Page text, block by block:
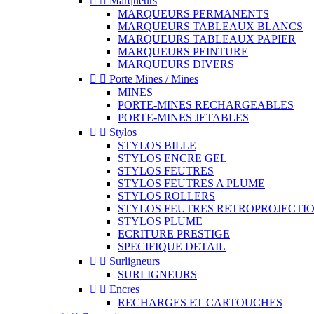
MARQUEURS PERMANENTS
MARQUEURS TABLEAUX BLANCS
MARQUEURS TABLEAUX PAPIER
MARQUEURS PEINTURE
MARQUEURS DIVERS
  Porte Mines / Mines
MINES
PORTE-MINES RECHARGEABLES
PORTE-MINES JETABLES
  Stylos
STYLOS BILLE
STYLOS ENCRE GEL
STYLOS FEUTRES
STYLOS FEUTRES A PLUME
STYLOS ROLLERS
STYLOS FEUTRES
STYLOS PLUME
ECRITURE PRESTIGE
SPECIFIQUE DETAIL
  Surligneurs
SURLIGNEURS
  Encres
RECHARGES ET CARTOUCHES